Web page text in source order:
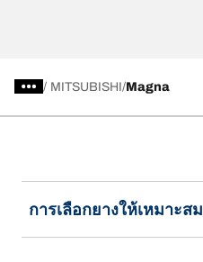
/ MITSUBISHI Magna
การเลือกยางให้เหมาะสม